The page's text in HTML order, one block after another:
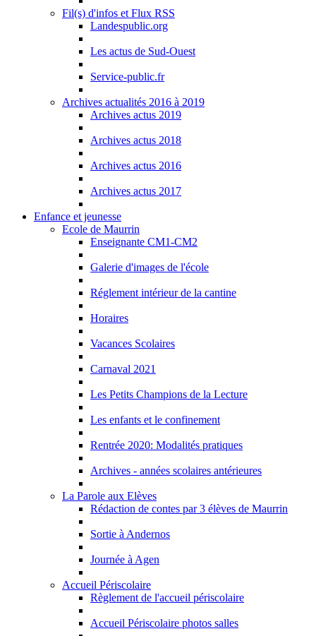
Fil(s) d'infos et Flux RSS
Landespublic.org
Les actus de Sud-Ouest
Service-public.fr
Archives actualités 2016 à 2019
Archives actus 2019
Archives actus 2018
Archives actus 2016
Archives actus 2017
Enfance et jeunesse
Ecole de Maurrin
Enseignante CM1-CM2
Galerie d'images de l'école
Réglement intérieur de la cantine
Horaires
Vacances Scolaires
Carnaval 2021
Les Petits Champions de la Lecture
Les enfants et le confinement
Rentrée 2020: Modalités pratiques
Archives - années scolaires antérieures
La Parole aux Elèves
Rédaction de contes par 3 élèves de Maurrin
Sortie à Andernos
Journée à Agen
Accueil Périscolaire
Règlement de l'accueil périscolaire
Accueil Périscolaire photos salles